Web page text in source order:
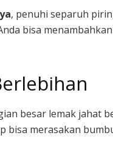
, penuhi separuh
bisa
besar lemak jahat
bisa merasakan